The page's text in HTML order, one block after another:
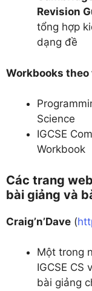
Revision
tổng hợp
dạng đề
Workbooks
Science
IGCSE
Workbook
Các trang
bài giảng và
Craig’n’Dave (
Một trong
IGCSE CS
bài giảng